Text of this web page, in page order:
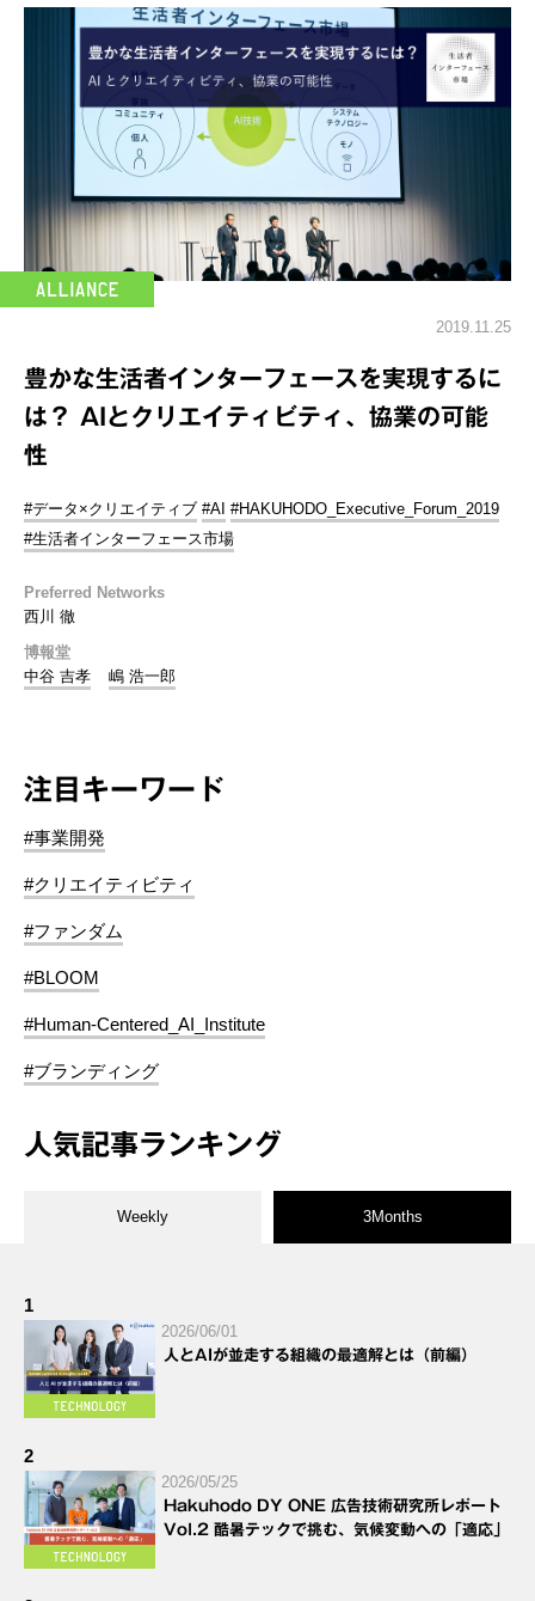
2019.11.25
豊かな生活者インターフェースを実現するに
は？ AIとクリエイティビティ、協業の可能
性
#データ×クリエイティブ #AI #HAKUHODO_Executive_Forum_2019
#生活者インターフェース市場
Preferred Networks
西川 徹
博報堂
中谷 吉孝
嶋 浩一郎
注目キーワード
#事業開発
#クリエイティビティ
#ファンダム
#BLOOM
#Human-Centered_AI_Institute
#ブランディング
人気記事ランキング
Weekly 3Months
1
2026/06/01
人とAIが並走する組織の最適解とは（前編）
2
2026/05/25
Hakuhodo DY ONE 広告技術研究所レポート
Vol.2 酷暑テックで挑む、気候変動への「適応」